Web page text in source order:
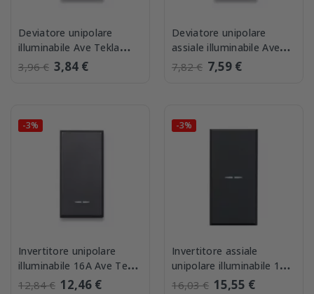
Deviatore unipolare
illuminabile Ave Tekla
445002
3,96 € 3,84 €
Deviatore unipolare
assiale illuminabile Ave
Tekla 445002AS
7,82 € 7,59 €
-3%
Invertitore unipolare
illuminabile 16A Ave Tekla
445004
12,84 € 12,46 €
-3%
Invertitore assiale
unipolare illuminabile 10A
Ave Tekla 445004AS
16,03 € 15,55 €